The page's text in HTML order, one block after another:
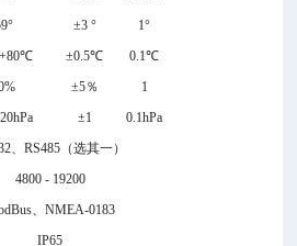
±3 °
1°
±0.5℃
0.1℃
±5％
1
±1
0.1hPa
、RS485（选其一）
4800 - 19200
、NMEA-0183
IP65